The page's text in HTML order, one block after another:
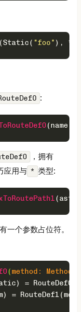
(Static ( "foo" ), *,
:
(name:
，拥有
应用与 * 类型:
(ast:
一个参数占位符。
(method: Method
) = RouteDef0
) = RouteDef1